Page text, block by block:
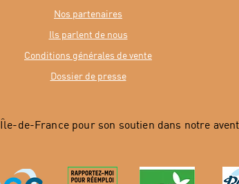
Nos partenaires
Ils parlent de nous
Conditions générales de vente
Dossier de presse
de-France pour son soutien dans notre